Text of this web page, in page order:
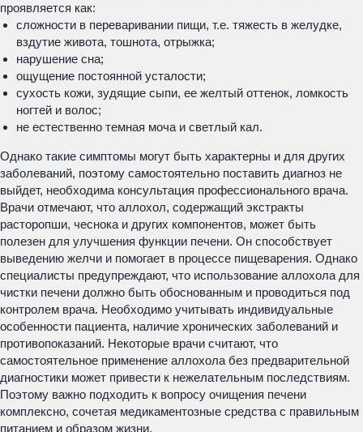
проявляется как:
сложности в переваривании пищи, т.е. тяжесть в желудке,
вздутие живота, тошнота, отрыжка;
нарушение сна;
ощущение постоянной усталости;
сухость кожи, зудящие сыпи, ее желтый оттенок, ломкость
ногтей и волос;
не естественно темная моча и светлый кал.
Однако такие симптомы могут быть характерны и для других
заболеваний, поэтому самостоятельно поставить диагноз не
выйдет, необходима консультация профессионального врача.
Врачи отмечают, что аллохол, содержащий экстракты
расторопши, чеснока и других компонентов, может быть
полезен для улучшения функции печени. Он способствует
выведению желчи и помогает в процессе пищеварения. Однако
специалисты предупреждают, что использование аллохола для
чистки печени должно быть обоснованным и проводиться под
контролем врача. Необходимо учитывать индивидуальные
особенности пациента, наличие хронических заболеваний и
противопоказаний. Некоторые врачи считают, что
самостоятельное применение аллохола без предварительной
диагностики может привести к нежелательным последствиям.
Поэтому важно подходить к вопросу очищения печени
комплексно, сочетая медикаментозные средства с правильным
питанием и образом жизни.